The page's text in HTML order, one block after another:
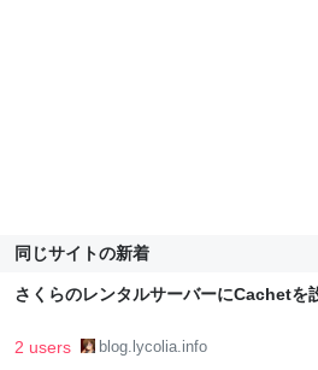
同じサイトの新着
さくらのレンタルサーバーにCachetを
2 users blog.lycolia.info